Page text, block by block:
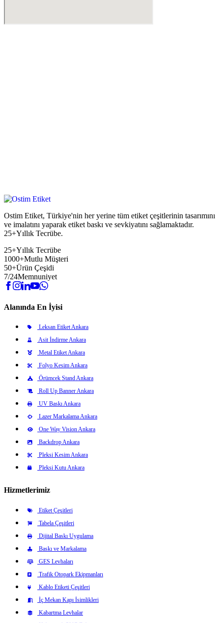
Ostim Etiket, Türkiye'nin her yerine tüm etiket çeşitlerinin tasarımını
ve imalatını yaparak etiket baskı ve sevkiyatını sağlamaktadır.
25+Yıllık Tecrübe.
25+Yıllık Tecrübe
1000+Mutlu Müşteri
50+Ürün Çeşidi
7/24Memnuniyet
Alanında En İyisi
Leksan Etiket Ankara
Asit İndirme Ankara
Metal Etiket Ankara
Folyo Kesim Ankara
Örümcek Stand Ankara
Roll Up Banner Ankara
UV Baskı Ankara
Lazer Markalama Ankara
One Way Vision Ankara
Backdrop Ankara
Pleksi Kesim Ankara
Pleksi Kutu Ankara
Hizmetlerimiz
Etiket Çeşitleri
Tabela Çeşitleri
Dijital Baskı Uygulama
Baskı ve Markalama
GES Levhaları
Trafik Otopark Ekipmanları
Kablo Etiketi Çeşitleri
İç Mekan Kapı İsimlikleri
Kabartma Levhalar